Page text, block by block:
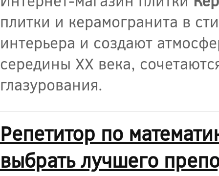
плитки и керамогранита в
интерьера и создают
середины XX века,
глазурования.
Репетитор по
выбрать лучшего